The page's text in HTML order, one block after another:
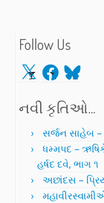
Follow Us
X Facebook
Bluesky
નવી કૃતિઓ…
સર્જન સાહેબ –
ધમ્મપદ –
હર્ષદ દવે, ભાગ ૧
અછાંદસ –